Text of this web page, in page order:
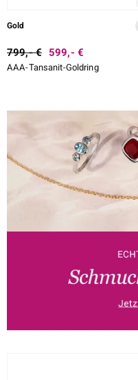
Gold
799,- € 599,- €
AAA-Tansanit-Goldring